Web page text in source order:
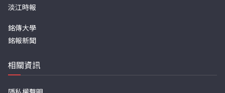
淡江時報
銘傳大學
銘報新聞
相關資訊